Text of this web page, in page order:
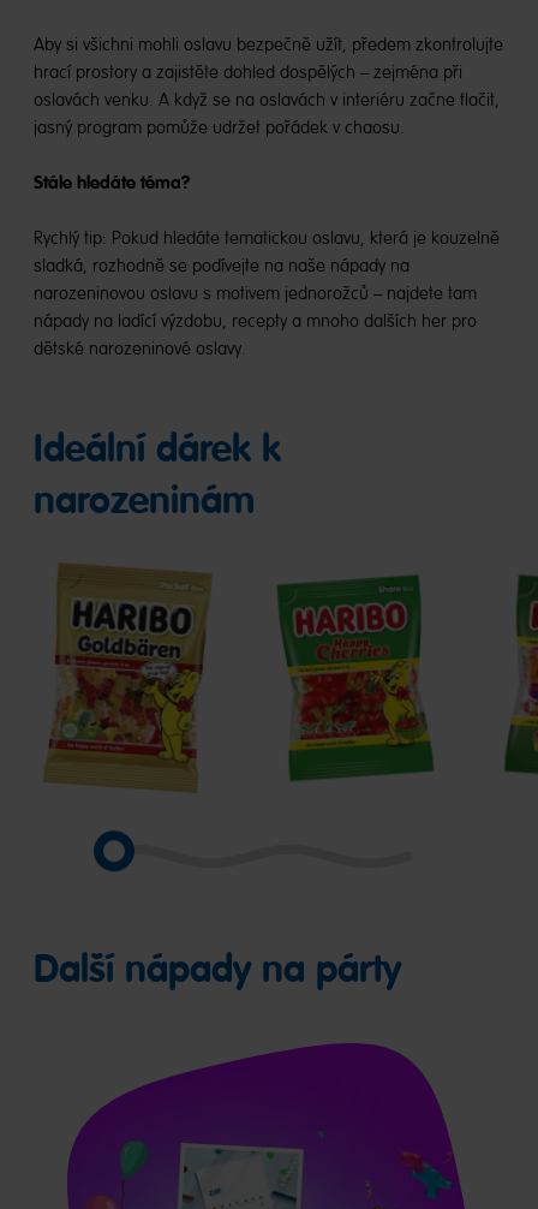
Aby si všichni mohli oslavu bezpečně užít, předem zkontrolujte
hrací prostory a zajistěte dohled dospělých – zejména při
oslavách venku. A když se na oslavách v interiéru začne tlačit,
jasný program pomůže udržet pořádek v chaosu.
Stále hledáte téma?
Rychlý tip: Pokud hledáte tematickou oslavu, která je kouzelně
sladká, rozhodně se podívejte na naše nápady na
narozeninovou oslavu s motivem jednorožců – najdete tam
nápady na ladící výzdobu, recepty a mnoho dalších her pro
dětské narozeninové oslavy.
Ideální dárek k
narozeninám
Goldbären
Happy
Cherries
Další nápady na párty